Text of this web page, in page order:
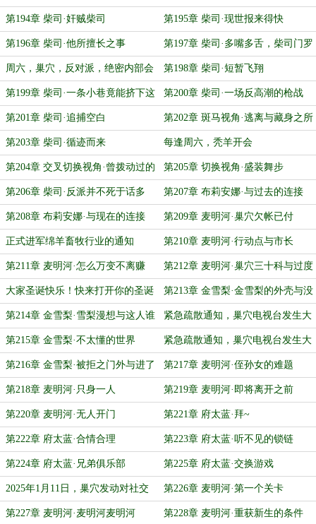
来一份不知谁写的绝密文件
第194章 柴司·奸贼柴司 第195章 柴司·现世报来得快
第196章 柴司·他所擅长之事 第197章 柴司·多嘴多舌，柴司门罗
周六，巢穴，反对派，绝密内部会
议
第198章 柴司·短暂飞翔
第199章 柴司·一条小巷竟能挤下这
么多人
第200章 柴司·一场反高潮的枪战
第201章 柴司·追捕空白 第202章 斑马视角·逃离与藏身之所
第203章 柴司·循迹而来 每逢周六，秃羊开会
第204章 交叉切换视角·曾拨动过的
历史
第205章 切换视角·盛装舞步
第206章 柴司·反派并不死于话多 第207章 布莉安娜·与过去的连接
第208章 布莉安娜·与现在的连接 第209章 麦明河·巢穴欠帐已付
正式进军绵羊畜牧行业的通知 第210章 麦明河·行动点与市长
第211章 麦明河·怎么万变不离赚
钱？
第212章 麦明河·巢穴三十科与过度
包装
大家圣诞快乐！快来打开你的圣诞
礼物看看
第213章 金雪梨·金雪梨的外壳与没
了外壳的口红
第214章 金雪梨·雪梨漫想与这人谁
啊
紧急疏散通知，巢穴电视台发生大
爆炸
第215章 金雪梨·不太懂的世界 紧急疏散通知，巢穴电视台发生大
爆炸（重发免费版）
第216章 金雪梨·被拒之门外与进了
门的
第217章 麦明河·侄孙女的难题
第218章 麦明河·只身一人 第219章 麦明河·即将离开之前
第220章 麦明河·无人开门 第221章 府太蓝·拜~
第222章 府太蓝·合情合理 第223章 府太蓝·听不见的锁链
第224章 府太蓝·兄弟俱乐部 第225章 府太蓝·交换游戏
2025年1月11日，巢穴发动对社交
媒体的侵略战争
第226章 麦明河·第一个关卡
第227章 麦明河·麦明河麦明河 第228章 麦明河·重获新生的条件